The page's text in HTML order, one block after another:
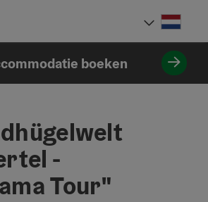
boeken
-
Tour"